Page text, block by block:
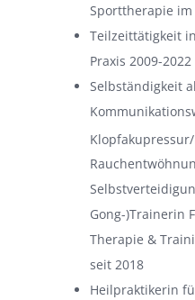
Sporttherapie im
Teilzeittätigkeit
Praxis 2009-2022
Selbständigkeit
Klopfakupressur/
Gong-)Trainerin
Therapie &
seit 2018
Heilpraktikerin